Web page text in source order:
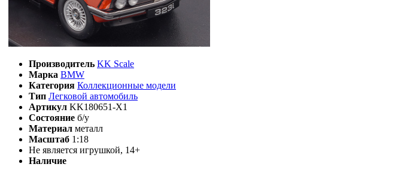
Производитель KK Scale
Марка BMW
Категория Коллекционные модели
Тип Легковой автомобиль
Артикул KK180651-X1
Состояние б/у
Материал металл
Масштаб 1:18
Не является игрушкой, 14+
Наличие